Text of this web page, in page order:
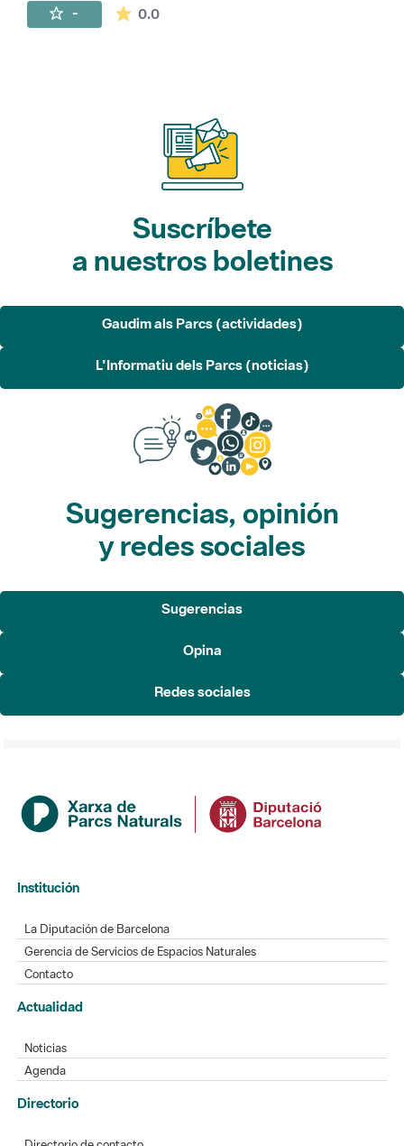
- 0.0La valoración media es de 0 estrellas de
Suscríbete
a nuestros boletines
Gaudim als Parcs (actividades)
L'Informatiu dels Parcs (noticias)
Sugerencias, opinión
y redes sociales
Sugerencias
Opina
Redes sociales
Institución
La Diputación de Barcelona
Gerencia de Servicios de Espacios Naturales
Contacto
Actualidad
Noticias
Agenda
Directorio